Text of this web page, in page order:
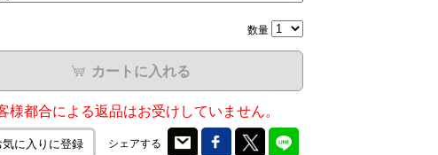
数量
カートに入れる
様都合による返品はお受けしていません。
気に入りに登録 シェアする